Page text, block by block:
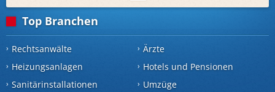
Top Branchen
Rechtsanwälte Ärzte
Heizungsanlagen
Hotels und Pensionen
Sanitärinstallationen
Umzüge